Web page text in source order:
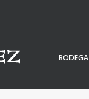
BODEGA